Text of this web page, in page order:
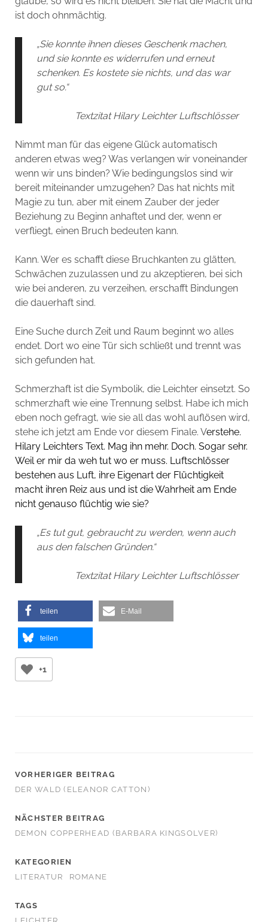
ist doch ohnmächtig.
„Sie konnte ihnen dieses Geschenk machen,
und sie konnte es widerrufen und erneut
schenken. Es kostete sie nichts, und das war
gut so.“
Textzitat Hilary Leichter Luftschlösser
Nimmt man für das eigene Glück automatisch
anderen etwas weg? Was verlangen wir voneinander
wenn wir uns binden? Wie bedingungslos sind wir
bereit miteinander umzugehen? Das hat nichts mit
Magie zu tun, aber mit einem Zauber der jeder
Beziehung zu Beginn anhaftet und der, wenn er
verfliegt, einen Bruch bedeuten kann.
Kann. Wer es schafft diese Bruchkanten zu glätten,
Schwächen zuzulassen und zu akzeptieren, bei sich
wie bei anderen, zu verzeihen, erschafft Bindungen
die dauerhaft sind.
Eine Suche durch Zeit und Raum beginnt wo alles
endet. Dort wo eine Tür sich schließt und trennt was
sich gefunden hat.
Schmerzhaft ist die Symbolik, die Leichter einsetzt. So
schmerzhaft wie eine Trennung selbst. Habe ich mich
eben noch gefragt, wie sie all das wohl auflösen wird,
stehe ich jetzt am Ende vor diesem Finale. Verstehe.
Hilary Leichters Text. Mag ihn mehr. Doch. Sogar sehr.
Weil er mir da weh tut wo er muss. Luftschlösser
bestehen aus Luft, ihre Eigenart der Flüchtigkeit
macht ihren Reiz aus und ist die Wahrheit am Ende
nicht genauso flüchtig wie sie?
„Es tut gut, gebraucht zu werden, wenn auch
aus den falschen Gründen.“
Textzitat Hilary Leichter Luftschlösser
teilen E-Mail
teilen
+1
VORHERIGER BEITRAG
DER WALD (ELEANOR CATTON)
NÄCHSTER BEITRAG
DEMON COPPERHEAD (BARBARA KINGSOLVER)
KATEGORIEN
LITERATUR
ROMANE
TAGS